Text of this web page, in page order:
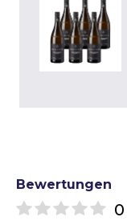
Bewertungen
0